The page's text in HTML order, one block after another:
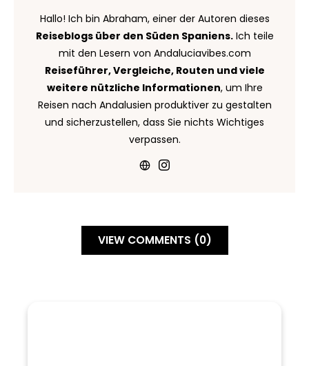
Hallo! Ich bin Abraham, einer der Autoren dieses
Reiseblogs über den Süden Spaniens.Ich teile
mit den Lesern von Andaluciavibes.com
Reiseführer, Vergleiche, Routen und viele
weitere nützliche Informationen, um Ihre
Reisen nach Andalusien produktiver zu gestalten
und sicherzustellen, dass Sie nichts Wichtiges
verpassen.
VIEW COMMENTS (0)